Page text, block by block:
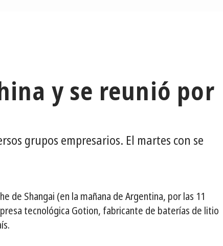
y se reunió por
grupos empresarios. El martes con se
de Shangai (en la mañana de Argentina, por las 11
tecnológica Gotion, fabricante de baterías de litio